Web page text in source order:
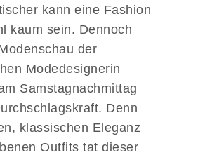
kann eine Fashion
kaum sein. Dennoch
der
Modedesignerin
Samstagnachmittag
Denn
klassischen Eleganz
Outfits tat dieser